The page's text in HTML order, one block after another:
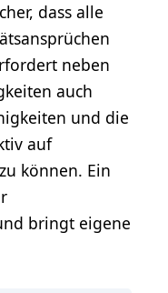
dass alle
neben
auch
und die
auf
können. Ein
bringt eigene